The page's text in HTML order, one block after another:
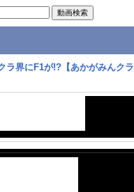
ラ界にF1が!?【あかがみんクラ